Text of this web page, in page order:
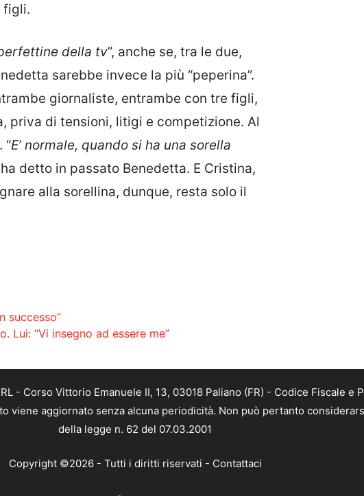
figli.
della tv”, anche se, tra le due,
sarebbe invece la più “peperina”.
giornaliste, entrambe con tre figli,
priva di tensioni, litigi e competizione. Al
“E’ normale, quando si ha una sorella
ha detto in passato Benedetta. E Cristina,
alla sorellina, dunque, resta solo il
successo”
Lui: “Vi insegno ad essere me”
- Corso Vittorio Emanuele II, 13, 03018 Paliano (FR) - Codice Fiscale e
viene aggiornato senza alcuna periodicità. Non può pertanto
della legge n. 62 del 07.03.2001
Copyright ©2026 - Tutti i diritti riservati - Contattaci